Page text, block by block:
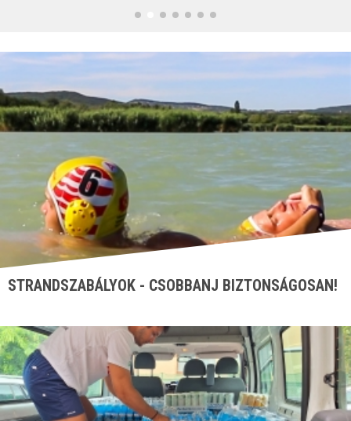
STRANDSZABÁLYOK - CSOBBANJ BIZTONSÁGOSAN!